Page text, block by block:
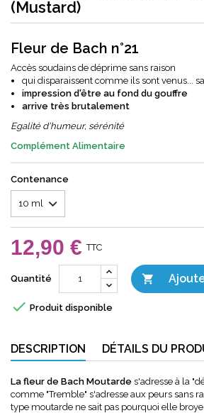
(Mustard)
Fleur de Bach n°21
Accès soudains de déprime sans raison
qui disparaissent comme ils sont venus...
impression d'être au fond du gouffre
arrive très brutalement
Egalité d'humeur, sérénité
Complément Alimentaire
Contenance
12,90 € TTC
Quantité 
 Produit disponible
DESCRIPTION DÉTAILS DU
La fleur de Bach Moutarde s'adresse à la
comme "Tremble" s'adresse aux peurs sans
type moutarde ne sait pas pourquoi elle